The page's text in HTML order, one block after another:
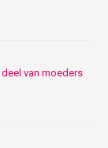
van moeders